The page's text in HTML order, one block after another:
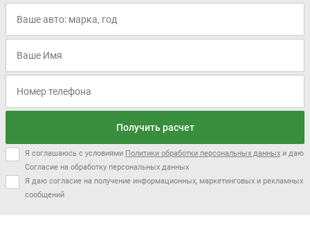
Получить расчет
Я соглашаюсь с условиями Политики обработки персональных данных и даю
Согласие на обработку персональных данных
Я даю согласие на получение информационных, маркетинговых и рекламных
сообщений